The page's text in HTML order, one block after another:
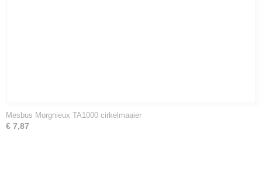
Mesbus Morgnieux TA1000 cirkelmaaier
€ 7,87